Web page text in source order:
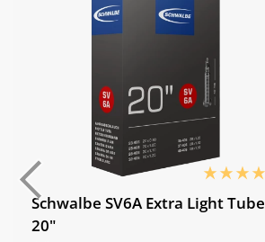
Schwalbe SV6A Extra Light Tube
20"